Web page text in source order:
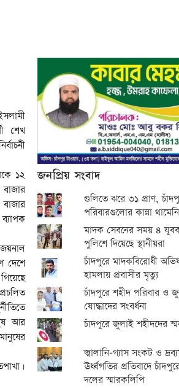
শেখ
১২
ব্যাপক
দেশে
আর
জনপ্রিয় সংবাদ
গুলিতে ঝরে ৩১ প্রাণ,
পরিবারগুলোর কান্না থামেনি
মাদক সেবনের সময় ৪
পুলিশে দিয়েছে স্থানীয়রা
চাঁদপুরে মাদকবিরোধী
হামলায় প্রবাসীর মৃত্যু
চাঁদপুরে শহীদ পরিবার ও
যোদ্ধাদের সংবর্ধনা
চাঁদপুরে জুলাই শহীদদের
জ্বালানি-গ্যাস সংকট ও
ঊর্ধ্বগতির প্রতিবাদে
দলের স্মারকলিপি